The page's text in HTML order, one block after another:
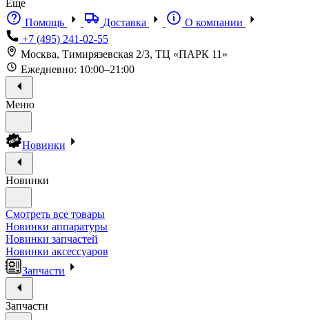
Еще
Помощь
Доставка
О компании
+7 (495) 241-02-55
Москва, Тимирязевская 2/3, ТЦ «ПАРК 11»
Ежедневно: 10:00–21:00
Меню
Новинки
Новинки
Смотреть все товары
Новинки аппаратуры
Новинки запчастей
Новинки аксессуаров
Запчасти
Запчасти